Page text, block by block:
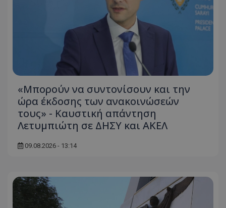
«Μπορούν να συντονίσουν και την
ώρα έκδοσης των ανακοινώσεών
τους» - Καυστική απάντηση
Λετυμπιώτη σε ΔΗΣΥ και ΑΚΕΛ
09.08.2026 - 13:14